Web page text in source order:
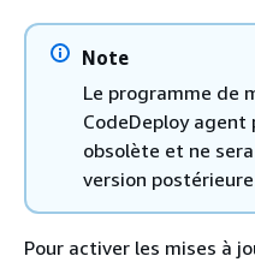
Note
Le programme de
CodeDeploy agent
obsolète et ne
version
Pour activer les mises à